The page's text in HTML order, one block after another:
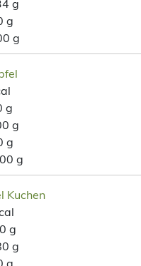
g
g
g
g
g
g
g
Kuchen
g
g
g